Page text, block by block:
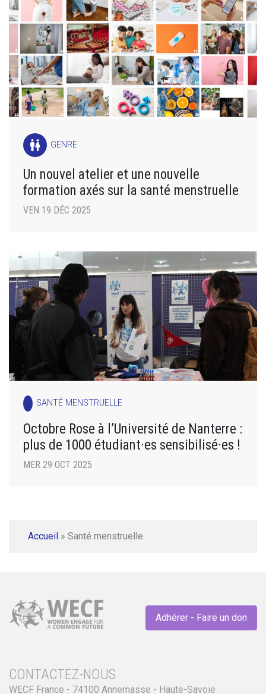
wc GENRE
Un nouvel atelier et une nouvelle
formation axés sur la santé menstruelle
VEN 19 DÉC 2025
SANTÉ MENSTRUELLE
Octobre Rose à l’Université de Nanterre :
plus de 1000 étudiant·es sensibilisé·es !
MER 29 OCT 2025
Accueil » Santé menstruelle
Adhérer - Faire un don
CONTACTEZ-NOUS
WECF France - 74100 Annemasse - Haute-Savoie